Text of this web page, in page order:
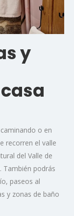
y
o en
recorren el valle
del Valle de
También podrás
paseos al
y zonas de baño